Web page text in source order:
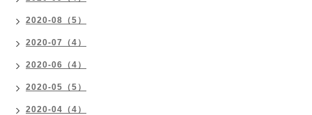
2020-08（5）
2020-07（4）
2020-06（4）
2020-05（5）
2020-04（4）